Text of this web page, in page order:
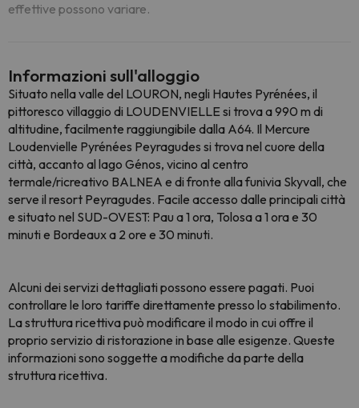
effettive possono variare.
Informazioni sull'alloggio
Situato nella valle del LOURON, negli Hautes Pyrénées, il
pittoresco villaggio di LOUDENVIELLE si trova a 990 m di
altitudine, facilmente raggiungibile dalla A64. Il Mercure
Loudenvielle Pyrénées Peyragudes si trova nel cuore della
città, accanto al lago Génos, vicino al centro
termale/ricreativo BALNEA e di fronte alla funivia Skyvall, che
serve il resort Peyragudes. Facile accesso dalle principali città
e situato nel SUD-OVEST: Pau a 1 ora, Tolosa a 1 ora e 30
minuti e Bordeaux a 2 ore e 30 minuti.
Alcuni dei servizi dettagliati possono essere pagati. Puoi
controllare le loro tariffe direttamente presso lo stabilimento.
La struttura ricettiva può modificare il modo in cui offre il
proprio servizio di ristorazione in base alle esigenze. Queste
informazioni sono soggette a modifiche da parte della
struttura ricettiva.